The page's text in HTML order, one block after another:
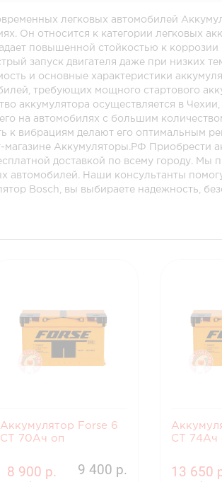
легковых автомобилей
Он относится к категории легковых
повышенной стойкостью к
запуск двигателя даже при низких
и основные характеристики
требующих мощного стартового
аккумулятора осуществляется в Чехии,
на автомобилях с большим
к вибрациям делают его оптимальным
магазине Аккумуляторы.РФ Приобрести
доставкой по всему городу. Мы
автомобилей. Наши консультанты
Bosch, вы выбираете надежность,
Аккумулятор Forse 6
СТ 70Ач оп
8 900 р. 9 400 р.
СТ 74Ач
13 650